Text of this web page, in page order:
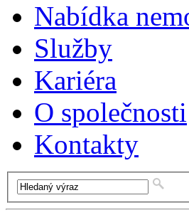
Nabídka
Služby
Kariéra
O společnosti
Kontakty